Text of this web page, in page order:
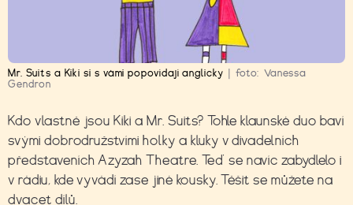
Mr. Suits a Kiki si s vámi popovídají anglicky foto: Vanessa
Gendron
Kdo vlastně jsou Kiki a Mr. Suits? Tohle klaunské duo baví
svými dobrodružstvími holky a kluky v divadelních
představeních Azyzah Theatre. Teď se navíc zabydlelo i
v rádiu, kde vyvádí zase jiné kousky. Těšit se můžete na
dvacet dílů.